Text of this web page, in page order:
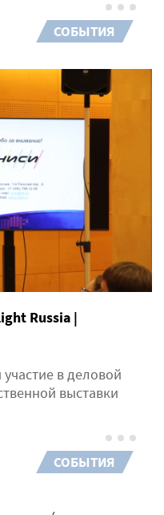
СОБЫТИЯ
Russia |
в деловой
выставки
СОБЫТИЯ